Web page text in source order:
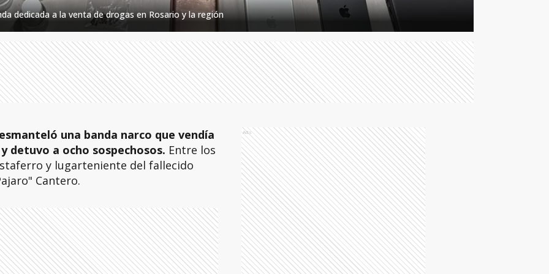
dedicada a la venta de drogas en Rosario y la región
una banda narco que vendía
detuvo a ocho sospechosos. Entre los
y lugarteniente del fallecido
Cantero.
Ads